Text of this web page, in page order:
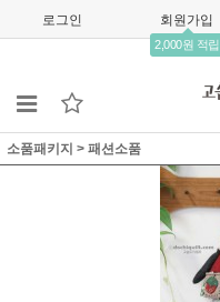
로그인 회원가입
2,000원 적립
소품패키지 > 패션소품